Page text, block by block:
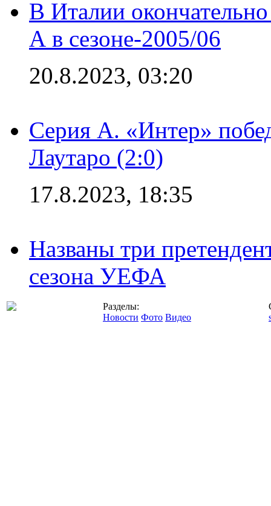
В Италии
А в сезоне-2005/06
20.8.2023, 03:20
Серия А. «Интер»
Лаутаро (2:0)
17.8.2023, 18:35
Названы три
сезона УЕФА
Разделы:
Новости Фото Видео